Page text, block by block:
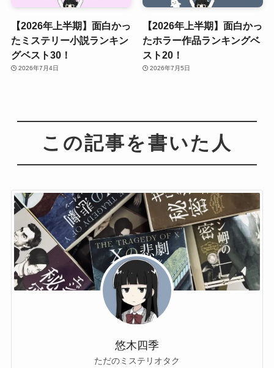
【2026年上半期】面白かっ
たミステリー小説ランキン
グベスト30！
2026年7月4日
【2026年上半期】面白かっ
たホラー作品ランキングベ
スト20！
2026年7月5日
この記事を書いた人
悠木四季
ただのミステリオタク